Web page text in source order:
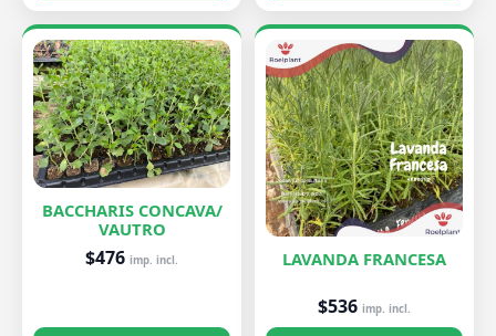
BACCHARIS CONCAVA/
VAUTRO
$476 imp. incl. LAVANDA FRANCESA
$536 imp. incl.